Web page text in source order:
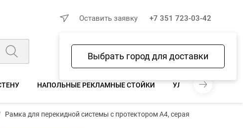
Выбрать город для доставки
Оставить заявку +7 351 723-03-42
Избранное Сравнение Корзина
НАПОЛЬНЫЕ РЕКЛАМНЫЕ СТОЙКИ УЛИЧНЫЕ СТОЙКИ
118 ₽
− 2.5%
В КОРЗИНУ
Рамка для перекидной системы с протектором А4, серая